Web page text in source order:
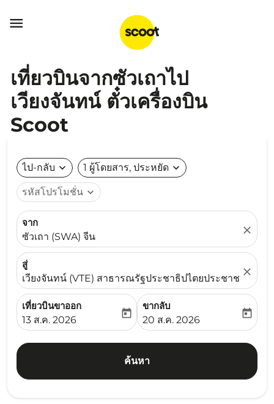

เที่ยวบินจากซัวเถาไป
เวียงจันทน์ ตั๋วเครื่องบิน
Scoot
ไป-กลับ expand_more 1 ผู้โดยสาร, ประหยัด expand_more
รหัสโปรโมชั่น expand_more
จาก
ซัวเถา (SWA) จีน
close
สู่
เวียงจันทน์ (VTE) สาธารณรัฐประชาธิปไตยประชาชนลาว
close
เที่ยวบินขาออก
fc-booking-departure-date-aria-label
13 ส.ค. 2026
today
ขากลับ
fc-booking-return-date-
20 ส.ค. 2026
today
ค้นหา